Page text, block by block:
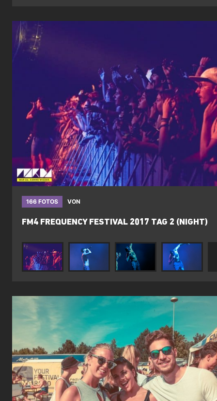
166 FOTOS VON
FM4 FREQUENCY FESTIVAL 2017 TAG 2 (NIGHT)